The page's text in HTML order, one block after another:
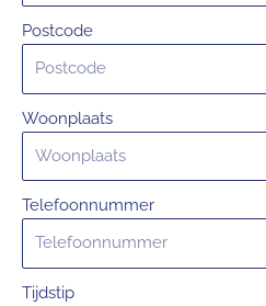
Postcode
Woonplaats
Telefoonnummer
Tijdstip